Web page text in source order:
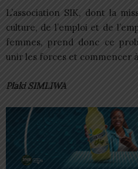
L’association SIK, dont la
culture, de l’emploi et de
femmes, prend donc ce
unir les forces et commencer
Plaki SIMLIWA